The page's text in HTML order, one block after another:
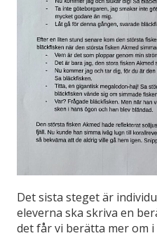
Det sista steget är
eleverna ska skriva en
det får vi berätta mer om